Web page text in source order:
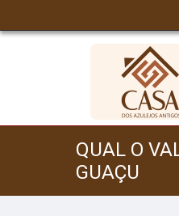
QUAL O
GUAÇU